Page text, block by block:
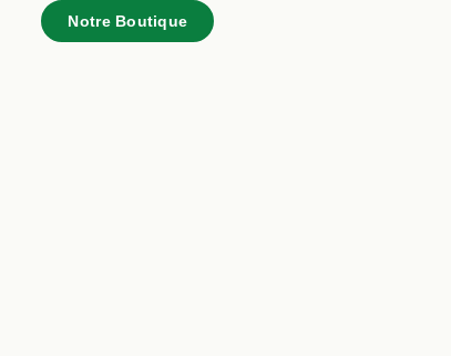
Notre Boutique